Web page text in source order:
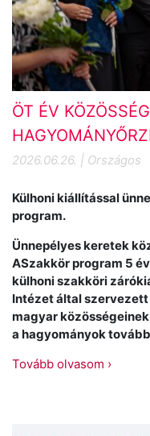
ÖT ÉV
2026.06.26. | Országos
Külhoni kiállítással
program.
Ünnepélyes keretek
ASzakkör program 5
külhoni szakköri
Intézet által
magyar
a hagyományok
Tovább olvasom ›